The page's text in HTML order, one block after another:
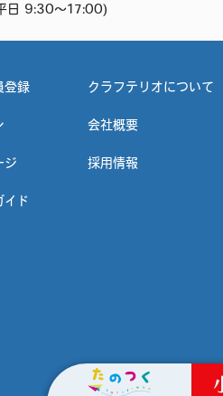
日 9:30～17:00)
登録
ジ
イド
クラフテリオについて
会社概要
採用情報